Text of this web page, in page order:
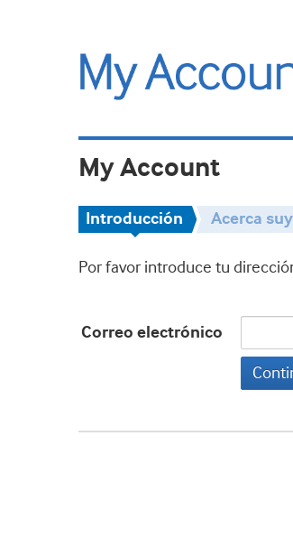
My Account
Introducción Acerca
Por favor introduce tu
Correo electrónico